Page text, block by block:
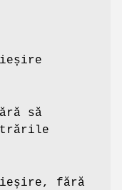
să
ieșire, fără